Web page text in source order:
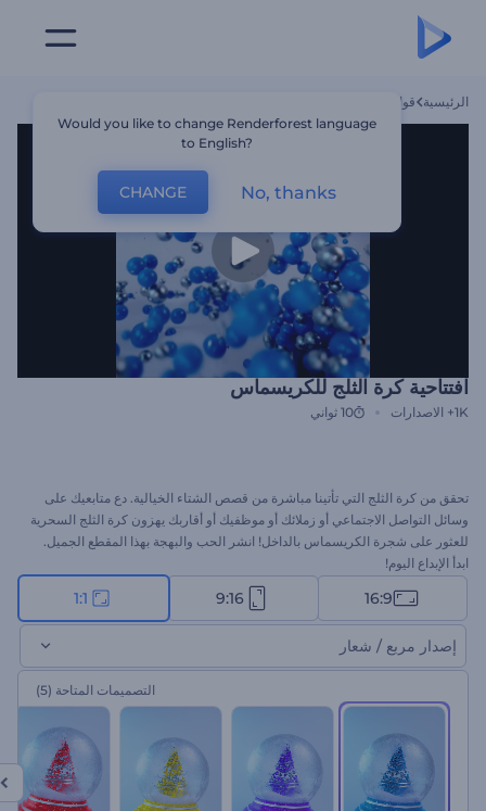
الرئيسية قوالب
افتتاحية كرة الثلج للكريسماس
1K+ الاصدارات 10 ثواني
تحقق من كرة الثلج التي تأتينا مباشرة من قصص الشتاء الخيالية. دع متابعيك على
وسائل التواصل الاجتماعي أو زملائك أو موظفيك أو أقاربك يهزون كرة الثلج السحرية
للعثور على شجرة الكريسماس بالداخل! انشر الحب والبهجة بهذا المقطع الجميل.
ابدأ الإبداع اليوم!
16:9
9:16
1:1
إصدار مربع / شعار
التصميمات المتاحة (5)
Would you like to change Renderforest language
to English?
CHANGE No, thanks